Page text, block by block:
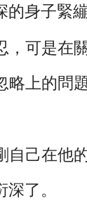
身子緊繃
可是在
略上的問
己在他
了。